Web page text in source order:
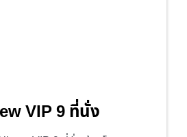
VIP 9 ที่นั่ง